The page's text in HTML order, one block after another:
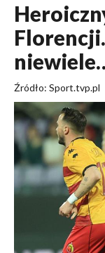
Źródło: Sport.tvp.pl